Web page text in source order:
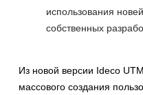
использования
собственных
Из новой версии Ideco
массового создания